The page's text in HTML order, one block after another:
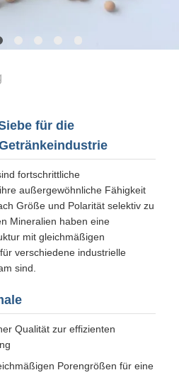
für die
fortschrittliche
außergewöhnliche Fähigkeit
Größe und Polarität selektiv zu
Mineralien haben eine
mit gleichmäßigen
verschiedene industrielle
sind.
Qualität zur effizienten
Porengrößen für eine